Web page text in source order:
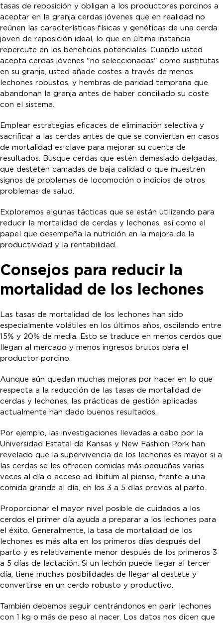
tasas de reposición y obligan a los productores porcinos a
aceptar en la granja cerdas jóvenes que en realidad no
reúnen las características físicas y genéticas de una cerda
joven de reposición ideal, lo que en última instancia
repercute en los beneficios potenciales. Cuando usted
acepta cerdas jóvenes "no seleccionadas" como sustitutas
en su granja, usted añade costes a través de menos
lechones robustos, y hembras de paridad temprana que
abandonan la granja antes de haber conciliado su coste
con el sistema.
Emplear estrategias eficaces de eliminación selectiva y
sacrificar a las cerdas antes de que se conviertan en casos
de mortalidad es clave para mejorar su cuenta de
resultados. Busque cerdas que estén demasiado delgadas,
que desteten camadas de baja calidad o que muestren
signos de problemas de locomoción o indicios de otros
problemas de salud.
Exploremos algunas tácticas que se están utilizando para
reducir la mortalidad de cerdas y lechones, así como el
papel que desempeña la nutrición en la mejora de la
productividad y la rentabilidad.
Consejos para reducir la
mortalidad de los lechones
Las tasas de mortalidad de los lechones han sido
especialmente volátiles en los últimos años, oscilando entre
15% y 20% de media. Esto se traduce en menos cerdos que
llegan al mercado y menos ingresos brutos para el
productor porcino.
Aunque aún quedan muchas mejoras por hacer en lo que
respecta a la reducción de las tasas de mortalidad de
cerdas y lechones, las prácticas de gestión aplicadas
actualmente han dado buenos resultados.
Por ejemplo, las investigaciones llevadas a cabo por la
Universidad Estatal de Kansas y New Fashion Pork han
revelado que la supervivencia de los lechones es mayor si a
las cerdas se les ofrecen comidas más pequeñas varias
veces al día o acceso ad libitum al pienso, frente a una
comida grande al día, en los 3 a 5 días previos al parto.
Proporcionar el mayor nivel posible de cuidados a los
cerdos el primer día ayuda a preparar a los lechones para
el éxito. Generalmente, la tasa de mortalidad de los
lechones es más alta en los primeros días después del
parto y es relativamente menor después de los primeros 3
a 5 días de lactación. Si un lechón puede llegar al tercer
día, tiene muchas posibilidades de llegar al destete y
convertirse en un cerdo robusto y productivo.
También debemos seguir centrándonos en parir lechones
con 1 kg o más de peso al nacer. Los datos nos dicen que